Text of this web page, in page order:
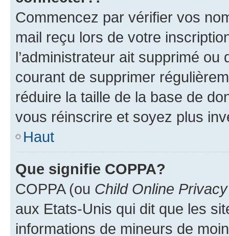
Commencez par vérifier vos
mail reçu lors de votre
l’administrateur ait supprimé
courant de supprimer
réduire la taille de la base de
vous réinscrire et soyez plus
Haut
Que signifie COPPA?
COPPA (ou Child Online
aux Etats-Unis qui dit que les
informations de mineurs de